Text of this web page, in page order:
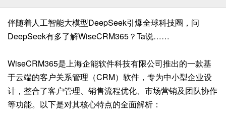
伴随着人工智能大模型DeepSeek引爆全球科技圈，问
DeepSeek有多了解WiseCRM365？Ta说……
WiseCRM365是上海企能软件科技有限公司推出的一款基
于云端的客户关系管理（CRM）软件，专为中小型企业设
计，整合了客户管理、销售流程优化、市场营销及团队协作
等功能。以下是对其核心特点的全面解析：